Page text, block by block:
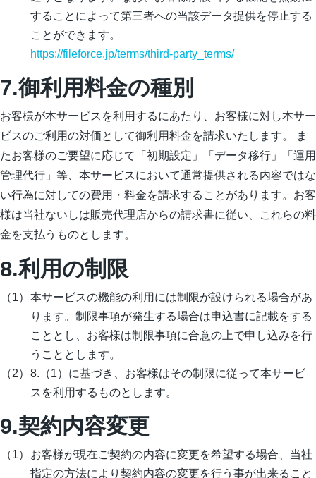
することによって第三者への当該データ提供を停止する
ことができます。
https://fileforce.jp/terms/third-party_terms/
7.御利用料金の種別
お客様が本サービスを利用するにあたり、お客様に対し本サー
ビスのご利用の対価として御利用料金を請求いたします。 ま
たお客様のご要望に応じて「初期設定」「データ移行」「運用
管理代行」等、本サービスにおいて通常提供される内容ではな
い行為に対しての費用・料金を請求することがあります。お客
様は当社ないしは販売代理店からの請求書に従い、これらの料
金を支払うものとします。
8.利用の制限
本サービスの機能の利用には制限が設けられる場合があ
ります。制限事項が発生する場合は申込書に記載をする
こととし、お客様は制限事項に合意の上で申し込みを行
うこととします。
8.（1）に基づき、お客様はその制限に従って本サービ
スを利用するものとします。
9.契約内容変更
お客様が現在ご契約の内容に変更を希望する場合、当社
指定の方法により契約内容の変更を行う事が出来ること